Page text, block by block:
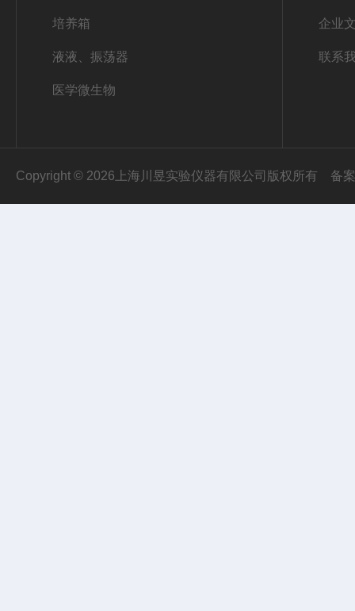
培养箱
液液、振荡器
医学微生物
企业
联系
Copyright © 2026上海川昱实验仪器有限公司版权所有 备